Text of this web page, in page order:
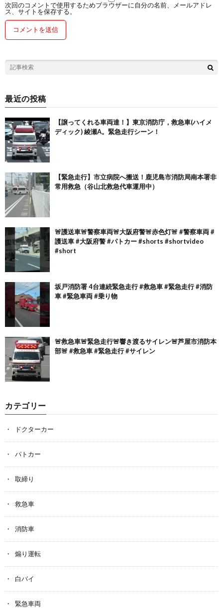
次回のコメントで使用するためブラウザーに自分の名前、メールアドレ
ス、サイトを保存する。
最近の投稿
【譲ってくれる車両達！】東京消防庁，救急車(ハイメ
ディック) 綾瀬A。緊急走行シーン！
【緊急走行】市立病院へ搬送！鹿児島市消防局南本署非
常用救急（谷山北救急代車運用中）
🚨護送車🚨警察車両🚨大阪府警🚨赤色灯🚨 #警察車両 #
護送車 #大阪府警 #パトカー #shorts #shortvideo
#short
坂戸消防署 4台連続緊急走行 #救急車 #緊急走行 #消防
車 #緊急車両 #乗り物
🚨救急車🚨緊急走行🚨響き渡るサイレン🚨芦屋市消防本
部🚨 #救急車 #緊急走行 #サイレン
カテゴリー
ドクターカー
パトカー
取締り
救急車
消防車
煽り運転
白バイ
緊急車両